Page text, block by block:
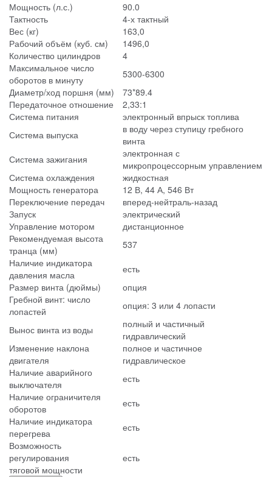
Мощность (л.с.)
90.0
Тактность
4-х тактный
Вес (кг)
163,0
Рабочий объём (куб. см)
1496,0
Количество цилиндров
4
Максимальное число
оборотов в минуту
5300-6300
Диаметр/ход поршня (мм)
73*89.4
Передаточное отношение
2,33:1
Система питания
электронный впрыск топлива
Система выпуска
в воду через ступицу гребного
винта
Система зажигания
электронная с
микропроцессорным управлением
Система охлаждения
жидкостная
Мощность генератора
12 В, 44 А, 546 Вт
Переключение передач
вперед-нейтраль-назад
Запуск
электрический
Управление мотором
дистанционное
Рекомендуемая высота
транца (мм)
537
Наличие индикатора
давления масла
есть
Размер винта (дюймы)
опция
Гребной винт: число
лопастей
опция: 3 или 4 лопасти
Вынос винта из воды
полный и частичный
гидравлический
Изменение наклона
двигателя
полное и частичное
гидравлическое
Наличие аварийного
выключателя
есть
Наличие ограничителя
оборотов
есть
Наличие индикатора
перегрева
есть
Возможность
регулирования
тяговой мощности
есть